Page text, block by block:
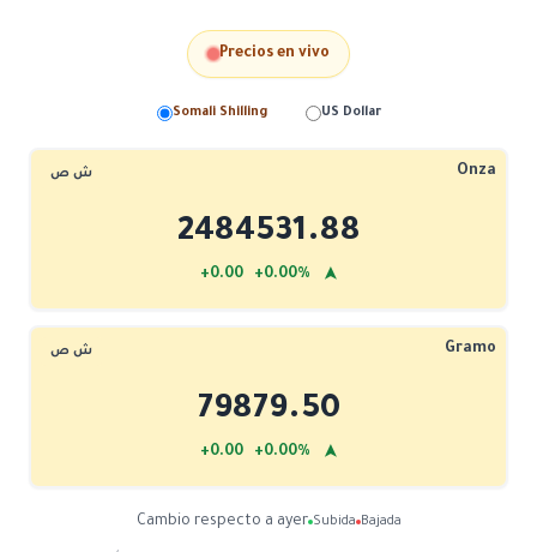
Precios en vivo
Somali Shilling US Dollar
ش ص Onza
2484531.88
+0.00 +0.00% ➤
ش ص Gramo
79879.50
+0.00 +0.00% ➤
Cambio respecto a ayer Subida Bajada